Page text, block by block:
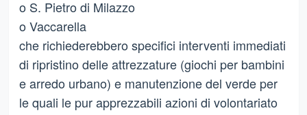
o S. Pietro di Milazzo
o Vaccarella
che richiederebbero specifici interventi immediati
di ripristino delle attrezzature (giochi per bambini
e arredo urbano) e manutenzione del verde per
le quali le pur apprezzabili azioni di volontariato